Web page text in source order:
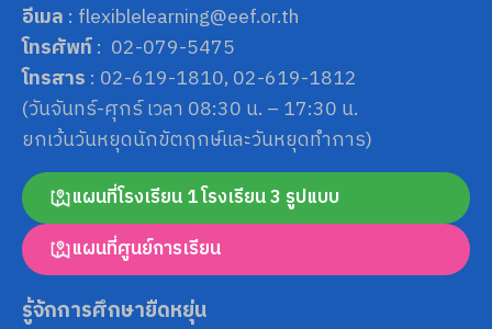
อีเมล : flexiblelearning@eef.or.th
โทรศัพท์: 02-079-5475
โทรสาร : 02-619-1810, 02-619-1812
(วันจันทร์-ศุกร์ เวลา 08:30 น. – 17:30 น.
ยกเว้นวันหยุดนักขัตฤกษ์และวันหยุดทำการ)
แผนที่โรงเรียน 1 โรงเรียน 3 รูปแบบ
แผนที่ศูนย์การเรียน
รู้จักการศึกษายืดหยุ่น